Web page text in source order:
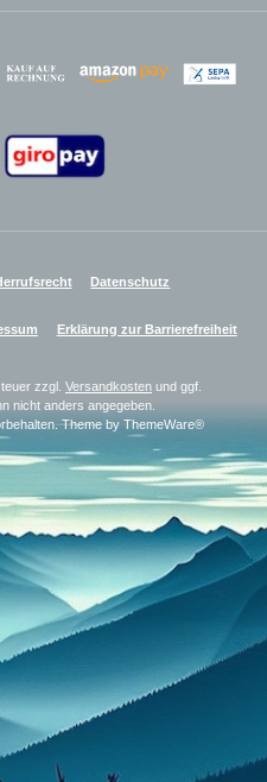
Zahlungsanbieter
Zahlungsanbieter
Datenschutz
Erklärung zur Barrierefreiheit
zzgl. Versandkosten und ggf.
nicht anders angegeben.
Theme by ThemeWare®